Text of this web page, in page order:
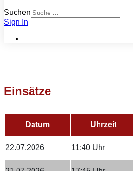
Suchen
Sign In
Einsätze
Datum Uhrzeit
22.07.2026 11:40 Uhr